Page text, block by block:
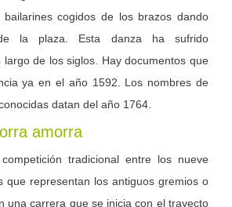
cogidos de los brazos dando
la plaza. Esta danza ha sufrido
de los siglos. Hay documentos que
ya en el año 1592. Los nombres de
datan del año 1764.
amorra
tradicional entre los nueve
que representan los antiguos gremios o
una carrera que se inicia con el trayecto